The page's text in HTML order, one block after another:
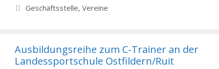
Kategorien
Geschäftsstelle, Vereine
Ausbildungsreihe zum C-Trainer an der
Landessportschule Ostfildern/Ruit